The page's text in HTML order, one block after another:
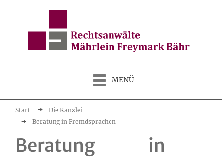
MENÜ
Start
Die Kanzlei
Beratung in Fremdsprachen
Beratung in